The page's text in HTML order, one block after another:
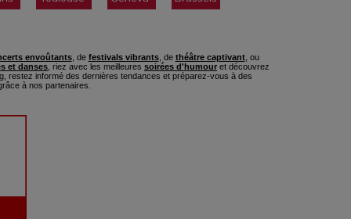
envoûtants, de festivals vibrants, de théâtre captivant, ou
et danses , riez avec les meilleures soirées d'humour et découvrez
restez informé des dernières tendances et préparez-vous à des
à nos partenaires.